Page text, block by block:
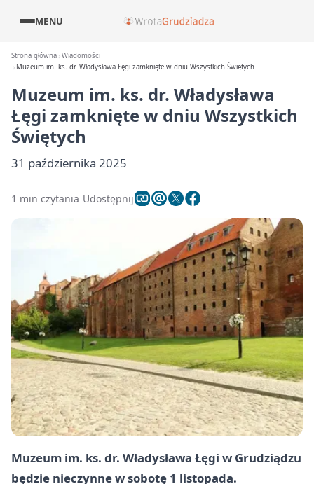
MENU
Strona główna Wiadomości
Muzeum im. ks. dr. Władysława Łęgi zamknięte w dniu Wszystkich Świętych
Muzeum im. ks. dr. Władysława
Łęgi zamknięte w dniu Wszystkich
Świętych
31 października 2025
1 min czytania Udostępnij
Muzeum im. ks. dr. Władysława Łęgi w Grudziądzu
będzie nieczynne w sobotę 1 listopada.